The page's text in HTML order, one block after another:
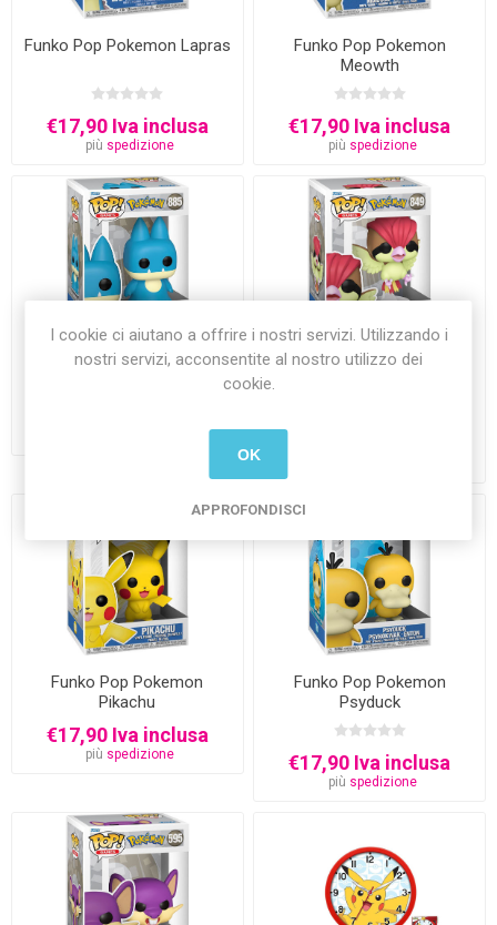
Funko Pop Pokemon Lapras
€17,90 Iva inclusa
più spedizione
Funko Pop Pokemon
Meowth
€17,90 Iva inclusa
più spedizione
Funko Pop Pokemon
Funko Pop Pokemon
Funko Pop Pokemon
Pikachu
€17,90 Iva inclusa
più spedizione
Funko Pop Pokemon
Psyduck
€17,90 Iva inclusa
più spedizione
I cookie ci aiutano a offrire i nostri servizi. Utilizzando i
nostri servizi, acconsentite al nostro utilizzo dei
cookie.
OK
APPROFONDISCI